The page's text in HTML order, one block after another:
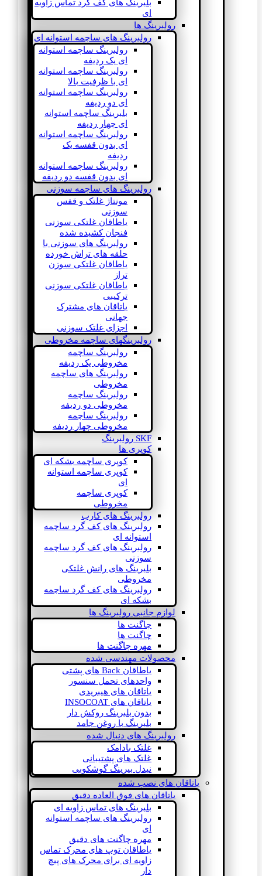
بلبرینگ های کف گرد تماس زاویه
ای
رولبرینگ ها
رولبرینگ های ساچمه استوانه ای
رولبرینگ ساچمه استوانه
ای یک ردیفه
رولبرینگ ساچمه استوانه
ای با ظرفیت بالا
رولبرینگ ساچمه استوانه
ای دو ردیفه
بلبرینگ ساچمه استوانه
ای چهار ردیفه
رولبرینگ ساچمه استوانه
ای بدون قفسه یک
ردیفه
رولبرینگ ساچمه استوانه
ای بدون قفسه دو ردیفه
رولبرینگ های ساچمه سوزنی
مونتاژ غلتک و قفس
سوزنی
یاطاقان غلتکی سوزنی
فنجان کشیده شده
رولبرینگ های سوزنی با
حلقه های تراش خورده
یاطاقان غلتکی سوزن
تراز
یاطاقان غلتکی سوزنی
ترکیبی
یاتاقان های مشترک
جهانی
اجزای غلتک سوزنی
رولبرینگهای ساچمه مخروطی
رولبرینگ ساچمه
مخروطی یک ردیفه
رولبرینگ های ساچمه
مخروطی
رولبرینگ ساچمه
مخروطی دو ردیفه
رولبرینگ ساچمه
مخروطی چهار ردیفه
SKF رولبرینگ
کوپری ها
کوپری ساچمه بشکه ای
کوپری ساچمه استوانه
ای
کوپری ساچمه
مخروطی
رولبرینگ های کارب
رولبرینگ های کف گرد ساچمه
استوانه ای
رولبرینگ های کف گرد ساچمه
سوزنی
بلبرینگ های رانش غلتکی
مخروطی
رولبرینگ های کف گرد ساچمه
بشکه ای
لوازم جانبی رولبرینگ ها
چاگنت ها
چاگنت ها
مهره چاگنت ها
محصولات مهندسی شده
یاطاقان Back های پشتی
واحدهای تحمل سنسور
یاتاقان های هیبریدی
یاتاقان های INSOCOAT
بدون بلبرینگ روکش دار
بلبرینگ با روغن جامد
رولبرینگ های دنبال شده
غلتک بادامک
غلتک های پشتیبانی
نیدل بیرینگ گوشکوبی
یاتاقان های نصب شده
یاتاقان های فوق العاده دقیق
بلبرینگ های تماس زاویه ای
رولبرینگ های ساچمه استوانه
ای
مهره چاگنت های دقیق
یاطاقان توپ های محرک تماس
زاویه ای برای محرک های پیچ
دار